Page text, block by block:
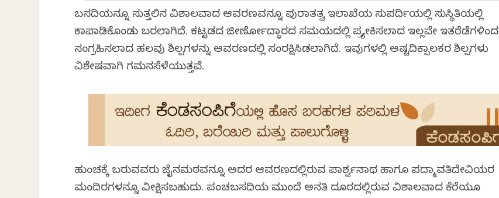
ಬಸದಿಯನ್ನೂ ಸುತ್ತಲಿನ ವಿಶಾಲವಾದ ಆವರಣವನ್ನೂ ಪುರಾತತ್ವ ಇಲಾಖೆಯ ಸುಪರ್ದಿಯಲ್ಲಿ ಸುಸ್ಥಿತಿಯಲ್ಲಿ
ಕಾಪಾಡಿಕೊಂಡು ಬರಲಾಗಿದೆ. ಕಟ್ಟಡದ ಜೀರ್ಣೋದ್ಧಾರದ ಸಮಯದಲ್ಲಿ ಪ್ರತ್ಯೇಕಿಸಲಾದ ಇಲ್ಲವೇ ಇತರೆಡೆಗಳಿಂದ
ಸಂಗ್ರಹಿಸಲಾದ ಹಲವು ಶಿಲ್ಪಗಳನ್ನು ಆವರಣದಲ್ಲಿ ಸಂರಕ್ಷಿಸಿಡಲಾಗಿದೆ. ಇವುಗಳಲ್ಲಿ ಅಷ್ಟದಿಕ್ಪಾಲಕರ ಶಿಲ್ಪಗಳು
ವಿಶೇಷವಾಗಿ ಗಮನಸೆಳೆಯುತ್ತವೆ.
ಹುಂಚಕ್ಕೆ ಬರುವವರು ಜೈನಮಠವನ್ನೂ ಅದರ ಆವರಣದಲ್ಲಿರುವ ಪಾರ್ಶ್ವನಾಥ ಹಾಗೂ ಪದ್ಮಾವತಿದೇವಿಯರ
ಮಂದಿರಗಳನ್ನೂ ವೀಕ್ಷಿಸಬಹುದು. ಪಂಚಬಸದಿಯ ಮುಂದೆ ಅನತಿ ದೂರದಲ್ಲಿರುವ ವಿಶಾಲವಾದ ಕೆರೆಯೂ